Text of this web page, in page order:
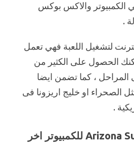
الكمبيوتر والاكس بوكس
.
لتشغيل اللعبة فهي تعمل
الحصول على الكثير من
المراحل ، كما تضمن ايضا
الصحراء او خليج اريزونا فى
.
تنزيل لعبة Arizona Sunshine للكمبيوتر اخر